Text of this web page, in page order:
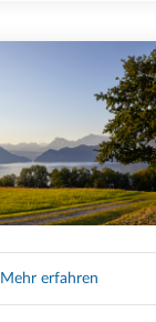
Mehr erfahren